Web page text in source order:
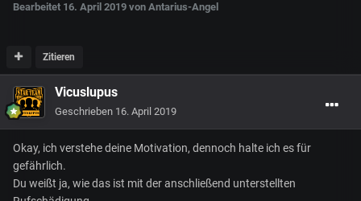
Bearbeitet 16. April 2019 von Antarius-Angel
Zitieren
Vicuslupus
Geschrieben 16. April 2019
Okay, ich verstehe deine Motivation, dennoch halte ich es für
gefährlich.
Du weißt ja, wie das ist mit der anschließend unterstellten